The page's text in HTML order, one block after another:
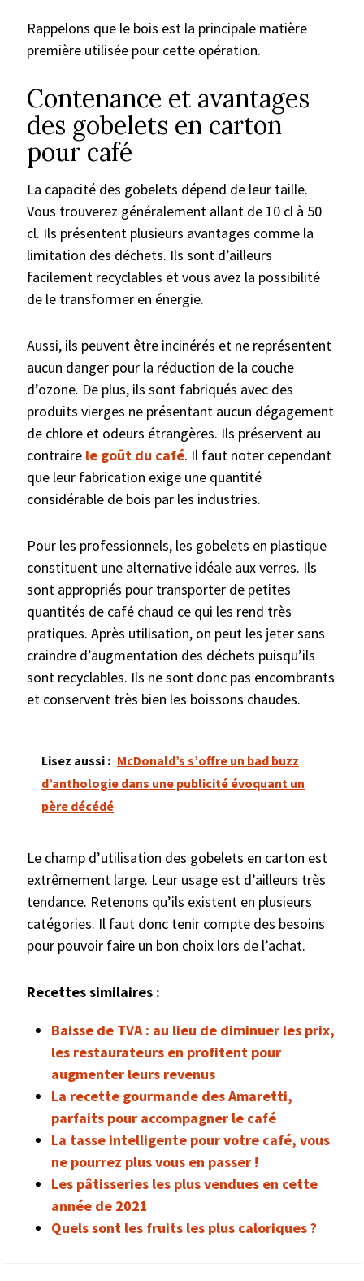
Rappelons que le bois est la principale matière
première utilisée pour cette opération.
Contenance et avantages
des gobelets en carton
pour café
La capacité des gobelets dépend de leur taille.
Vous trouverez généralement allant de 10 cl à 50
cl. Ils présentent plusieurs avantages comme la
limitation des déchets. Ils sont d’ailleurs
facilement recyclables et vous avez la possibilité
de le transformer en énergie.
Aussi, ils peuvent être incinérés et ne représentent
aucun danger pour la réduction de la couche
d’ozone. De plus, ils sont fabriqués avec des
produits vierges ne présentant aucun dégagement
de chlore et odeurs étrangères. Ils préservent au
contraire le goût du café. Il faut noter cependant
que leur fabrication exige une quantité
considérable de bois par les industries.
Pour les professionnels, les gobelets en plastique
constituent une alternative idéale aux verres. Ils
sont appropriés pour transporter de petites
quantités de café chaud ce qui les rend très
pratiques. Après utilisation, on peut les jeter sans
craindre d’augmentation des déchets puisqu’ils
sont recyclables. Ils ne sont donc pas encombrants
et conservent très bien les boissons chaudes.
Lisez aussi : McDonald’s s’offre un bad buzz
d’anthologie dans une publicité évoquant un
père décédé
Le champ d’utilisation des gobelets en carton est
extrêmement large. Leur usage est d’ailleurs très
tendance. Retenons qu’ils existent en plusieurs
catégories. Il faut donc tenir compte des besoins
pour pouvoir faire un bon choix lors de l’achat.
Recettes similaires :
Baisse de TVA : au lieu de diminuer les prix,
les restaurateurs en profitent pour
augmenter leurs revenus
La recette gourmande des Amaretti,
parfaits pour accompagner le café
La tasse intelligente pour votre café, vous
ne pourrez plus vous en passer !
Les pâtisseries les plus vendues en cette
année de 2021
Quels sont les fruits les plus caloriques ?